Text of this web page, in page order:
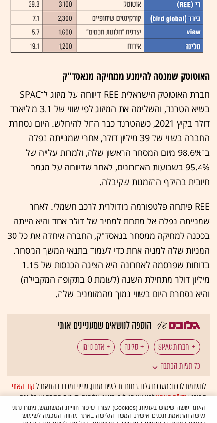
האוטוטק שמנסה להימנע ממחיקה מנאסד"ק
חברת האוטוטק הישראלית REE דיווחה על מיזוג ל־SPAC
בשיא הטרנד, והשלימה את המיזוג לפי שווי של 3.1 מיליארד
דולר בקיץ 2021, כשהטרנד כבר החל להיחלש. היום נסחרת
החברה בשווי של 39 מיליון דולר, אחרי שמנייתה נפלה
ב־98.6% מיום המסחר הראשון שלה, ולמרות עלייה של
95.4% בשבועות האחרונים, לאחר שדיווחה על מגמה
חיובית בהיקף ההזמנות שקיבלה.
REE פיתחה פלטפורמה מודולרית לרכב חשמלי. לאחר
שמנייתה נפלה אל מתחת למחיר של דולר אחד והיא הייתה
בסכנה למחיקה ממסחר בנאסד"ק, החברה איחדה את כל 30
המניות שלה למניה אחת כדי לעמוד בתנאי המשך המסחר.
בדוחות שפרסמה לאחרונה היא הציגה הכנסות של 1.15
מיליון דולר מתחילת השנה (לעומת 0 בתקופה המקבילה)
והיא נסחרת היום בשווי נמוך מהמזומנים שלה.
הוספה לנושאים שמעניינים אותי
חברות SPAC סלינה אדם נוימן
מיזוגים ורכישות
וול סטריט
כל תגיות הכתבה
לתשומת לבכם: מערכת גלובס חותרת לשיח מגוון, ענייני ומכבד בהתאם לקוד האתי
המופיעבדו"ח האמוןלפיו אנו פועלים. ביטויי אלימות, גזענות, הסתה או כל שיח
בלתי הולם אחר מסוננים בצורהאוטומטיתולא יפורסמו באתר.
האתר עושה שימוש בעוגיות (Cookies) לצורך שיפור חוויית המשתמש, ניתוח נתוני
גלישה והתאמת תכנים אישית. המשך הגלישה באתר מהווה הסכמה לשימוש